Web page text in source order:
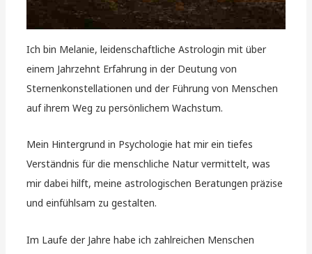
Ich bin Melanie, leidenschaftliche Astrologin mit über
einem Jahrzehnt Erfahrung in der Deutung von
Sternenkonstellationen und der Führung von Menschen
auf ihrem Weg zu persönlichem Wachstum.
Mein Hintergrund in Psychologie hat mir ein tiefes
Verständnis für die menschliche Natur vermittelt, was
mir dabei hilft, meine astrologischen Beratungen präzise
und einfühlsam zu gestalten.
Im Laufe der Jahre habe ich zahlreichen Menschen